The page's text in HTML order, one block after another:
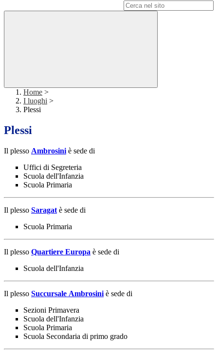
Home >
I luoghi >
Plessi
Plessi
Il plesso Ambrosini è sede di
Uffici di Segreteria
Scuola dell'Infanzia
Scuola Primaria
Il plesso Saragat è sede di
Scuola Primaria
Il plesso Quartiere Europa è sede di
Scuola dell'Infanzia
Il plesso Succursale Ambrosini è sede di
Sezioni Primavera
Scuola dell'Infanzia
Scuola Primaria
Scuola Secondaria di primo grado